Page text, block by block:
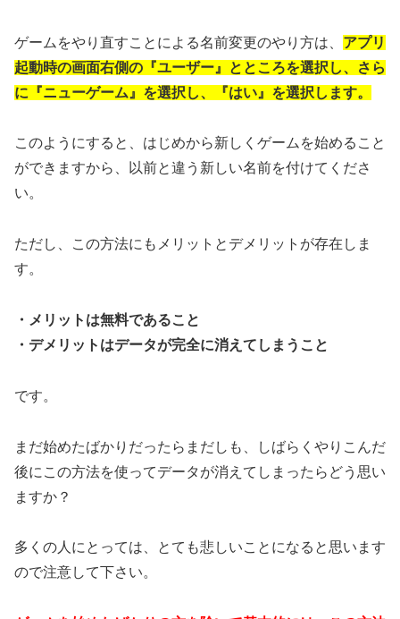
ゲームをやり直すことによる名前変更のやり方は、 アプリ
起動時の画面右側の『ユーザー』とところを選択し、さら
に『ニューゲーム』を選択し、『はい』を選択します。
このようにすると、はじめから新しくゲームを始めること
ができますから、以前と違う新しい名前を付けてくださ
い。
ただし、この方法にもメリットとデメリットが存在しま
す。
・メリットは無料であること
・デメリットはデータが完全に消えてしまうこと
です。
まだ始めたばかりだったらまだしも、しばらくやりこんだ
後にこの方法を使ってデータが消えてしまったらどう思い
ますか？
多くの人にとっては、とても悲しいことになると思います
ので注意して下さい。